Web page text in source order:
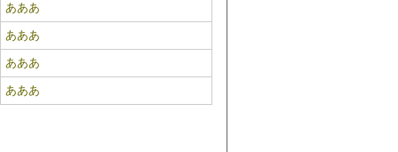
あああ
あああ
あああ
あああ